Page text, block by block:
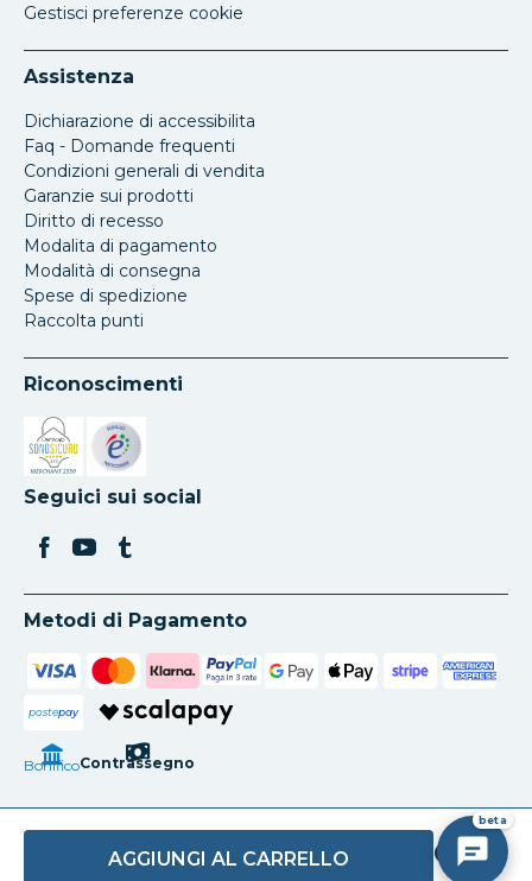
AGGIUNGI AL CARRELLO
Gestisci preferenze cookie
Assistenza
Dichiarazione di accessibilita
Faq - Domande frequenti
Condizioni generali di vendita
Garanzie sui prodotti
Diritto di recesso
Modalita di pagamento
Modalità di consegna
Spese di spedizione
Raccolta punti
Riconoscimenti
Si apre in una nuova scheda
Si apre in una nuova scheda
Seguici sui social
Metodi di Pagamento
postepay
BonificoContrassegno
- 90141
beta